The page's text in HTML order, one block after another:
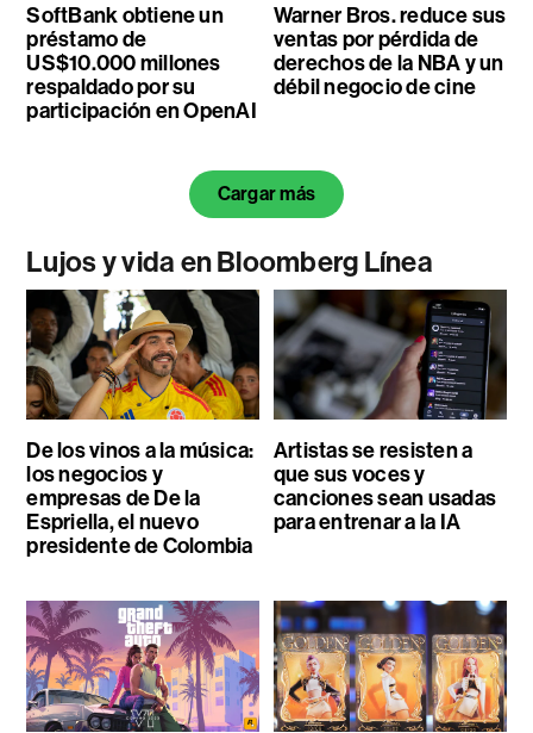
SoftBank obtiene un
préstamo de
US$10.000 millones
respaldado por su
participación en OpenAI
Warner Bros. reduce sus
ventas por pérdida de
derechos de la NBA y un
débil negocio de cine
Cargar más
Lujos y vida en Bloomberg Línea
De los vinos a la música:
los negocios y
empresas de De la
Espriella, el nuevo
presidente de Colombia
Artistas se resisten a
que sus voces y
canciones sean usadas
para entrenar a la IA